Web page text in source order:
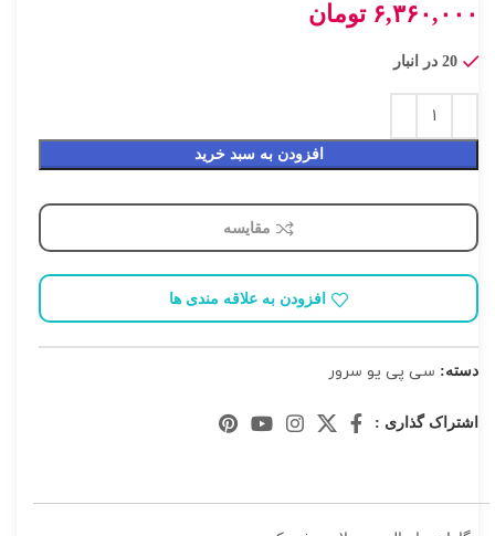
۶,۳۶۰,۰۰۰ تومان
20 در انبار
افزودن به سبد خرید
مقایسه
افزودن به علاقه مندی ها
دسته: سی پی یو سرور
اشتراک گذاری :